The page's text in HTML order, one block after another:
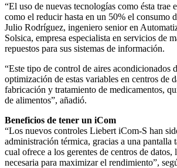
“El uso de nuevas tecnologías como ésta trae
como el reducir hasta en un 50% el consumo
Julio Rodríguez, ingeniero senior en
Solsica, empresa especialista en servicios de
repuestos para sus sistemas de información.
“Este tipo de control de aires acondicionados
optimización de estas variables en centros de
fabricación y tratamiento de medicamentos,
de alimentos”, añadió.
Beneficios de tener un iCom
“Los nuevos controles Liebert iCom-S han
administración térmica, gracias a una pantalla
cual ofrece a los gerentes de centros de datos,
necesaria para maximizar el rendimiento”,